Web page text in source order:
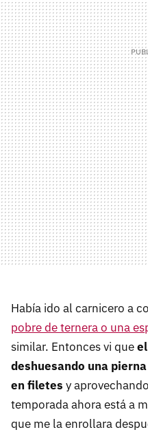
Había ido al carnicero a
pobre de ternera o una
similar. Entonces vi que
deshuesando una
en filetes y
temporada ahora está a
que me la enrollara